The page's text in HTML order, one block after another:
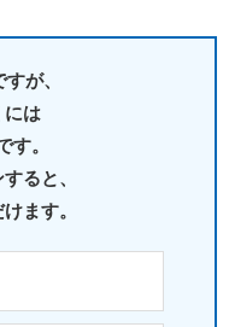
すが、
には
す。
ると、
ます。